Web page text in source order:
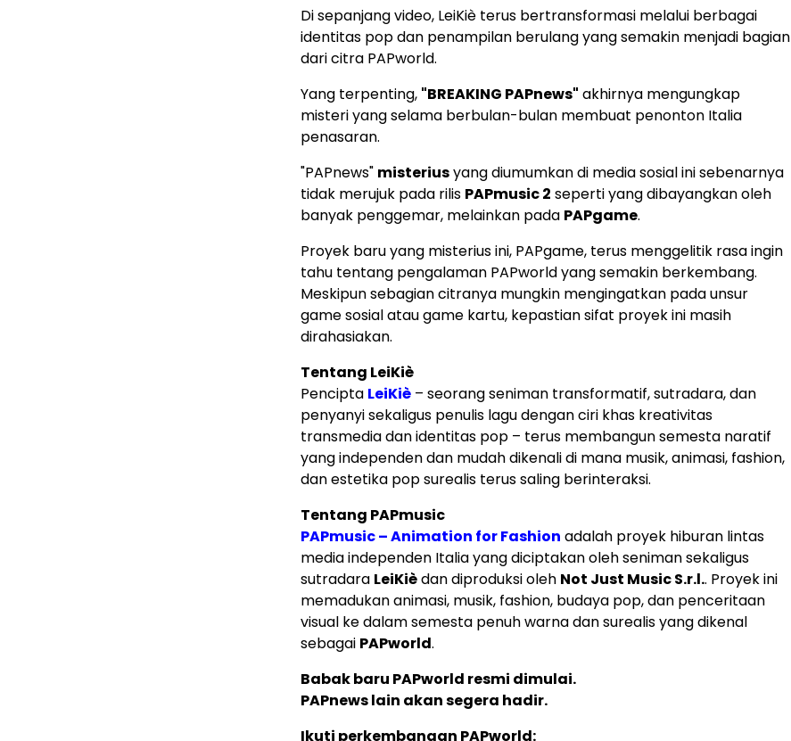
Di sepanjang video, LeiKiè terus bertransformasi melalui berbagai
identitas pop dan penampilan berulang yang semakin menjadi bagian
dari citra PAPworld.
Yang terpenting, "BREAKING PAPnews" akhirnya mengungkap
misteri yang selama berbulan-bulan membuat penonton Italia
penasaran.
"PAPnews" misteriusyang diumumkan di media sosial ini sebenarnya
tidak merujuk pada rilis PAPmusic 2 seperti yang dibayangkan oleh
banyak penggemar, melainkan pada PAPgame.
Proyek baru yang misterius ini, PAPgame, terus menggelitik rasa ingin
tahu tentang pengalaman PAPworld yang semakin berkembang.
Meskipun sebagian citranya mungkin mengingatkan pada unsur
game sosial atau game kartu, kepastian sifat proyek ini masih
dirahasiakan.
Tentang LeiKiè
Pencipta LeiKiè – seorang seniman transformatif, sutradara, dan
penyanyi sekaligus penulis lagu dengan ciri khas kreativitas
transmedia dan identitas pop – terus membangun semesta naratif
yang independen dan mudah dikenali di mana musik, animasi, fashion,
dan estetika pop surealis terus saling berinteraksi.
Tentang PAPmusic
PAPmusic – Animation for Fashion adalah proyek hiburan lintas
media independen Italia yang diciptakan oleh seniman sekaligus
sutradara LeiKièdan diproduksi oleh Not Just Music S.r.l.. Proyek ini
memadukan animasi, musik, fashion, budaya pop, dan penceritaan
visual ke dalam semesta penuh warna dan surealis yang dikenal
sebagai PAPworld.
Babak baru PAPworld resmi dimulai.
PAPnews lain akan segera hadir.
Ikuti perkembangan PAPworld: